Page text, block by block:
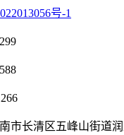
号-1
市长清区五峰山街道润